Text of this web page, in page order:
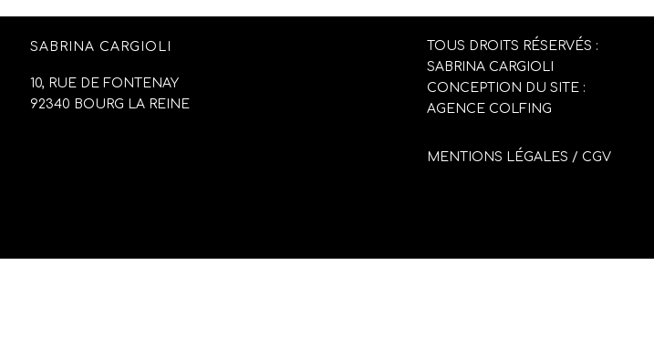
SABRINA CARGIOLI
10, RUE DE FONTENAY
92340 BOURG LA REINE
TOUS DROITS RÉSERVÉS :
SABRINA CARGIOLI
CONCEPTION DU SITE :
AGENCE COLFING
MENTIONS LÉGALES / CGV